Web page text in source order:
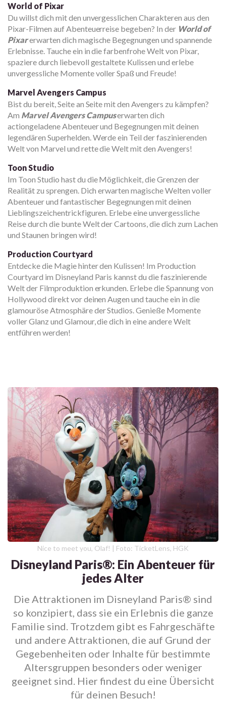
World of Pixar
Du willst dich mit den unvergesslichen Charakteren aus den
Pixar-Filmen auf Abenteuerreise begeben? In der World of
Pixarerwarten dich magische Begegnungen und spannende
Erlebnisse. Tauche ein in die farbenfrohe Welt von Pixar,
spaziere durch liebevoll gestaltete Kulissen und erlebe
unvergessliche Momente voller Spaß und Freude!
Marvel Avengers Campus
Bist du bereit, Seite an Seite mit den Avengers zu kämpfen?
Am Marvel Avengers Campuserwarten dich
actiongeladene Abenteuer und Begegnungen mit deinen
legendären Superhelden. Werde ein Teil der faszinierenden
Welt von Marvel und rette die Welt mit den Avengers!
Toon Studio
Im Toon Studio hast du die Möglichkeit, die Grenzen der
Realität zu sprengen. Dich erwarten magische Welten voller
Abenteuer und fantastischer Begegnungen mit deinen
Lieblingszeichentrickfiguren. Erlebe eine unvergessliche
Reise durch die bunte Welt der Cartoons, die dich zum Lachen
und Staunen bringen wird!
Production Courtyard
Entdecke die Magie hinter den Kulissen! Im Production
Courtyard im Disneyland Paris kannst du die faszinierende
Welt der Filmproduktion erkunden. Erlebe die Spannung von
Hollywood direkt vor deinen Augen und tauche ein in die
glamouröse Atmosphäre der Studios. Genieße Momente
voller Glanz und Glamour, die dich in eine andere Welt
entführen werden!
Nice to meet you, Olaf! | Foto: TicketLens, HGK
Disneyland Paris®: Ein Abenteuer für
jedes Alter
Die Attraktionen im Disneyland Paris® sind
so konzipiert, dass sie ein Erlebnis die ganze
Familie sind. Trotzdem gibt es Fahrgeschäfte
und andere Attraktionen, die auf Grund der
Gegebenheiten oder Inhalte für bestimmte
Altersgruppen besonders oder weniger
geeignet sind. Hier findest du eine Übersicht
für deinen Besuch!